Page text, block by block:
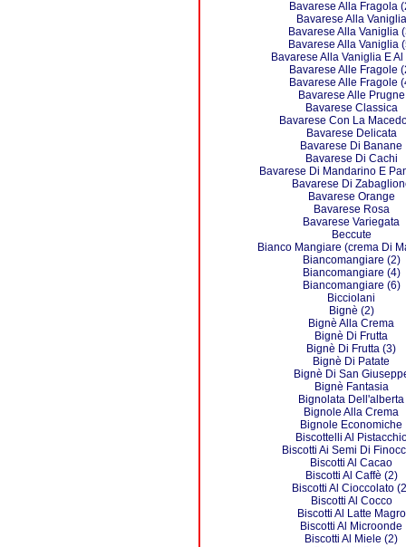
Bavarese Alla Fragola
Bavarese Alla Vaniglia
Bavarese Alla Vaniglia
Bavarese Alla Vaniglia
Bavarese Alla Vaniglia E Al
Bavarese Alle Fragole
Bavarese Alle Fragole
Bavarese Alle Prugne
Bavarese Classica
Bavarese Con La
Bavarese Delicata
Bavarese Di Banane
Bavarese Di Cachi
Bavarese Di Mandarino E
Bavarese Di
Bavarese Orange
Bavarese Rosa
Bavarese Variegata
Beccute
Bianco Mangiare (crema Di
Biancomangiare (2)
Biancomangiare (4)
Biancomangiare (6)
Bicciolani
Bignè (2)
Bignè Alla Crema
Bignè Di Frutta
Bignè Di Frutta (3)
Bignè Di Patate
Bignè Di San
Bignè Fantasia
Bignolata Dell'alberta
Bignole Alla Crema
Bignole Economiche
Biscottelli Al
Biscotti Ai Semi Di
Biscotti Al Cacao
Biscotti Al Caffè (2)
Biscotti Al Cioccolato
Biscotti Al Cocco
Biscotti Al Latte Magro
Biscotti Al Microonde
Biscotti Al Miele (2)